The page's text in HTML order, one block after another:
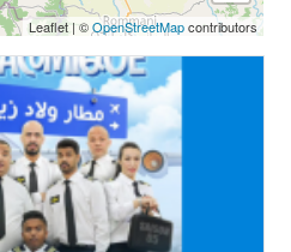
Leaflet | ©OpenStreetMapcontributors